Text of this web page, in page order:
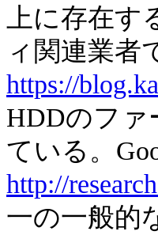
上に存在
ィ関連業者
https://
HDDのファ
ている。
http://
一の一般的